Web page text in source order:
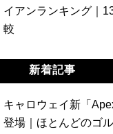
イアンランキング｜
較
新着記事
キャロウェイ新「
登場｜ほとんどのゴ